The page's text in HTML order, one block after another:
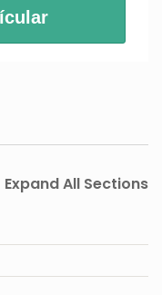
Expand All Sections